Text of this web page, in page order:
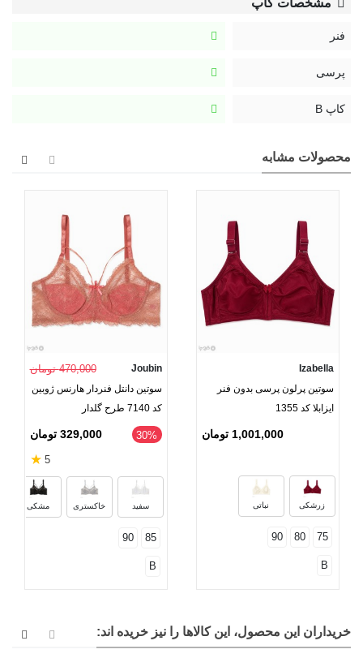
مشخصات کاپ
فنر
پرسی
کاپ B
محصولات مشابه
Izabella
سوتین پرلون پرسی بدون فنر
ایزابلا کد 1355
1,001,000 تومان
زرشکی نباتی
75
80
90
B
Joubin 470,000 تومان
سوتین دانتل فنردار هارنس ژوبین
کد 7140 طرح گلدار
‎30% 329,000 تومان
5
★
سفید خاکستری مشکی
85
90
B
خریداران این محصول، این کالاها را نیز خریده اند: